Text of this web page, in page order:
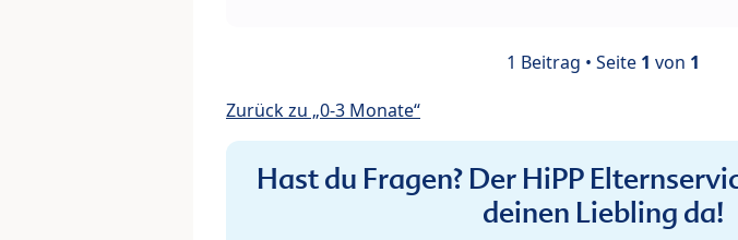
1 Beitrag • Seite 1 von 1
Zurück zu „0-3 Monate“
Hast du Fragen? Der HiPP
deinen Liebling da!